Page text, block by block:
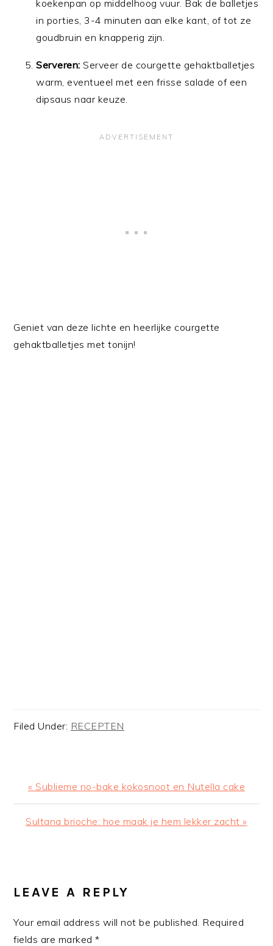
koekenpan op middelhoog vuur. Bak de balletjes
in porties, 3-4 minuten aan elke kant, of tot ze
goudbruin en knapperig zijn.
Serveren: Serveer de courgette gehaktballetjes
warm, eventueel met een frisse salade of een
dipsaus naar keuze.
Geniet van deze lichte en heerlijke courgette
gehaktballetjes met tonijn!
Filed Under: RECEPTEN
Previous
Post:
« Sublieme no-bake kokosnoot en Nutella cake
Next
Sultana brioche: hoe maak je hem lekker zacht »
INTERACTIONS
LEAVE A REPLY
Your email address will not be published. Required
fields are marked*